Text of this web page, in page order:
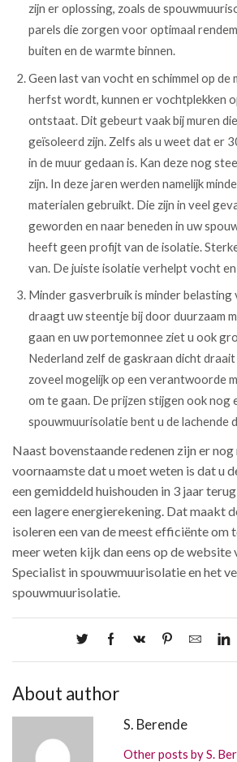
zijn er oplossing, zoals de
parels die zorgen voor optimaal
buiten en de warmte binnen.
Geen last van vocht en schimmel op de
herfst wordt, kunnen er vochtplekken
ontstaat. Dit gebeurt vaak bij muren
geïsoleerd zijn. Zelfs als u weet dat er
in de muur gedaan is. Kan deze nog
zijn. In deze jaren werden namelijk
materialen gebruikt. Die zijn in veel
geworden en naar beneden in uw
heeft geen profijt van de isolatie.
van. De juiste isolatie verhelpt vocht en
Minder gasverbruik is minder belasting
draagt uw steentje bij door duurzaam
gaan en uw portemonnee ziet u ook
Nederland zelf de gaskraan dicht
zoveel mogelijk op een verantwoorde
om te gaan. De prijzen stijgen ook nog
spouwmuurisolatie bent u de lachende
Naast bovenstaande redenen zijn er nog
voornaamste dat u moet weten is dat u
een gemiddeld huishouden in 3 jaar
een lagere energierekening. Dat maakt
isoleren een van de meest efficiënte om
meer weten kijk dan eens op de website
Specialist in spouwmuurisolatie en het
spouwmuurisolatie.
About author
S. Berende
Other posts by S.